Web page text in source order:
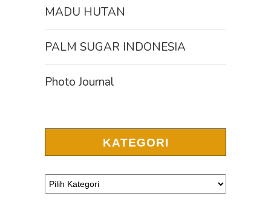
MADU HUTAN
PALM SUGAR INDONESIA
Photo Journal
KATEGORI